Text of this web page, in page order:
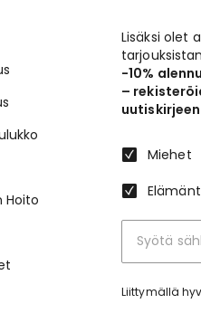
Hoito
Lisäksi olet
-10%
–
Miehet
Liittymällä